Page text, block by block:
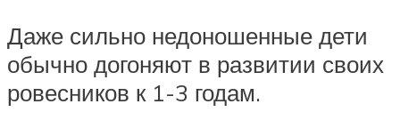
Даже сильно недоношенные дети
обычно догоняют в развитии своих
ровесников к 1-3 годам.